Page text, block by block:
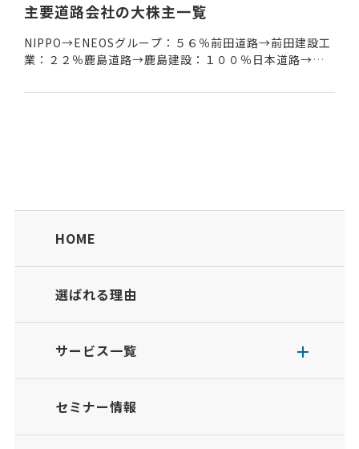
主要道路会社の大株主一覧
NIPPO→ENEOSグループ：５６％前田道路→前田建設工
業：２２％鹿島道路→鹿島建設：１００％日本道路→清
ク→大成建設：１００％世紀東急工業→東急建...
HOME
選ばれる理由
サービス一覧
セミナー情報